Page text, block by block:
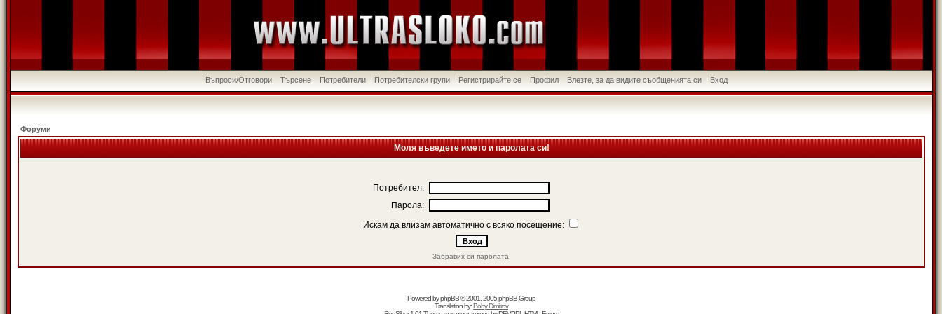
Въпроси/Отговори Търсене Потребители Потребителски групи Регистрирайте се Профил Влезте, за да видите съобщенията си Вход
Форуми
Моля въведете името и паролата си!
Потребител:
Парола:
Искам да влизам автоматично с всяко посещение:
Забравих си паролата!
Powered byphpBB© 2001, 2005 phpBB Group
Translation by:Boby Dimitrov